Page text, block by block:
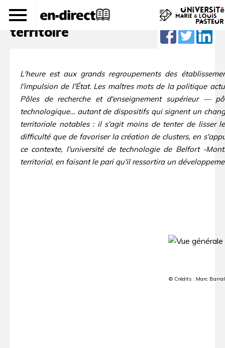
L'UTBM : une force pour le
territoire
L'heure est aux grands regroupements des
l'impulsion de l'État. Les maîtres mots de la politique
Pôles de recherche et d'enseignement supérieur —
technologique… autant de dispositifs qui signent un
territoriale notables : il s'agit moins de tenter de lisser
difficulté que de favoriser la création de clusters, en
ce contexte, l'université de technologie de Belfort -
territorial, en faisant le pari qu'il ressortira un
© Crédits : Marc